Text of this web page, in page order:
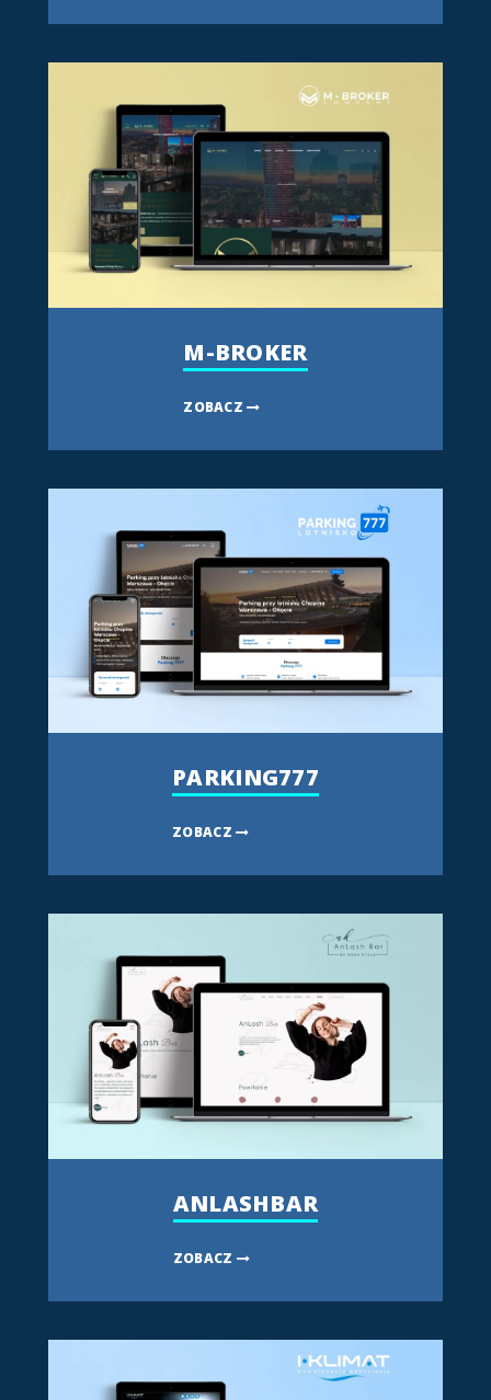
M-BROKER
ZOBACZ
PARKING777
ZOBACZ
ANLASHBAR
ZOBACZ